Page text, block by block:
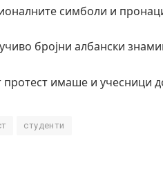
симболи и
бројни албански
протест имаше и учесници
студенти